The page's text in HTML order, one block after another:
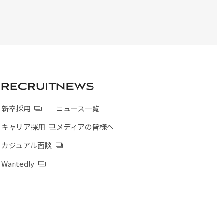
新卒採用
キャリア採用
カジュアル面談
Wantedly
ニュース一覧
メディアの皆様へ